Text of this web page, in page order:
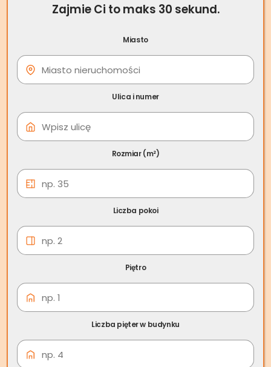
08 czeSkup nieruchomości
Namysłów
Zajmie Ci to maks 30 sekund.
Miasto
Ulica i numer
Rozmiar (m²)
Liczba pokoi
Piętro
Liczba pięter w budynku